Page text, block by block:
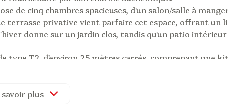
de cinq chambres spacieuses, d'un salon/salle à
terrasse privative vient parfaire cet espace, offrant un
donne sur un jardin clos, tandis qu'un patio
T2, d'environ 25 mètres carrés, comprenant une
avec une vue panoramique sur le château Sainte
savoir plus